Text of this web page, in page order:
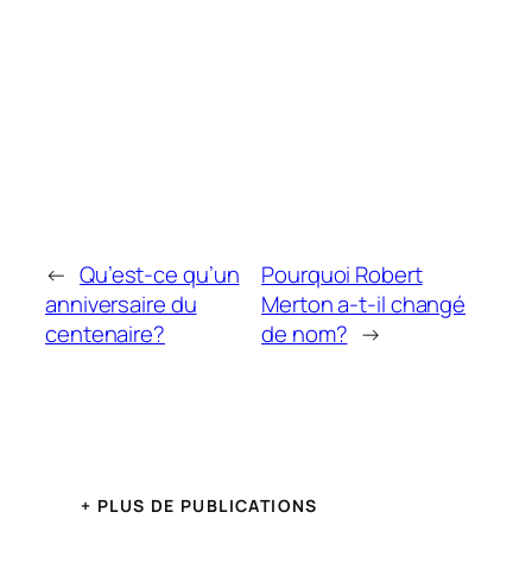
← Qu’est-ce qu’un
anniversaire du
centenaire?
Pourquoi Robert
Merton a-t-il changé
de nom? →
+ PLUS DE PUBLICATIONS